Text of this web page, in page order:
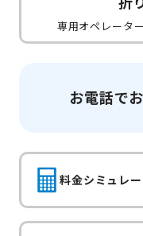
専用オペレータ
お電話で
料金シミュレ